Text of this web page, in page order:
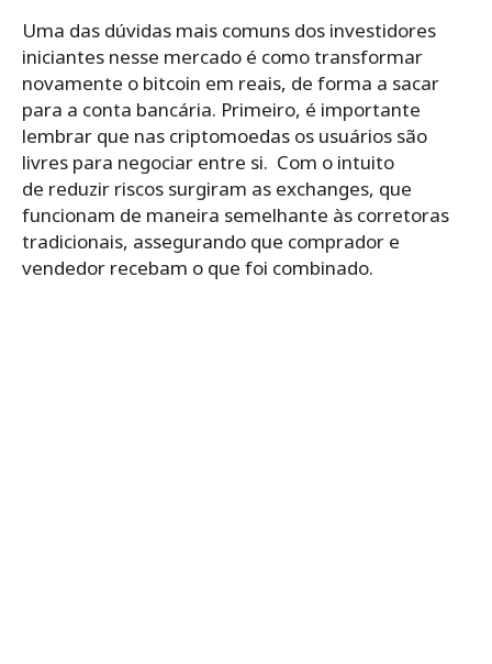
Uma das dúvidas mais comuns dos investidores
iniciantes nesse mercado é como transformar
novamente o bitcoin em reais, de forma a sacar
para a conta bancária. Primeiro, é importante
lembrar que nas criptomoedas os usuários são
livres para negociar entre si. Com o intuito
de reduzir riscos surgiram as exchanges, que
funcionam de maneira semelhante às corretoras
tradicionais, assegurando que comprador e
vendedor recebam o que foi combinado.